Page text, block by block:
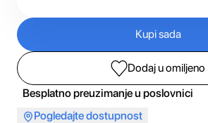
Kupi sada
Dodaj u omiljeno
Besplatno preuzimanje u poslovnici
Pogledajte dostupnost